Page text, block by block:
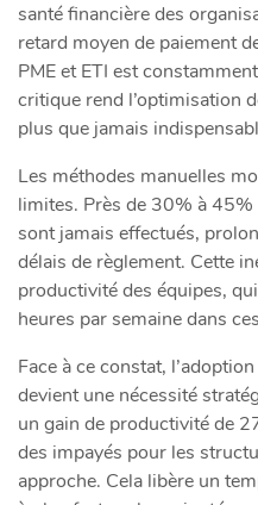
santé financière des
retard moyen de paiement
PME et ETI est
critique rend l’optimisation
plus que jamais
Les méthodes manuelles
limites. Près de 30% à
sont jamais effectués,
délais de règlement. Cette
productivité des équipes,
heures par semaine dans
Face à ce constat,
devient une nécessité
un gain de productivité de
des impayés pour les
approche. Cela libère un